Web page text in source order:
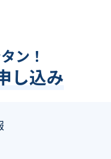
ン！
し込み